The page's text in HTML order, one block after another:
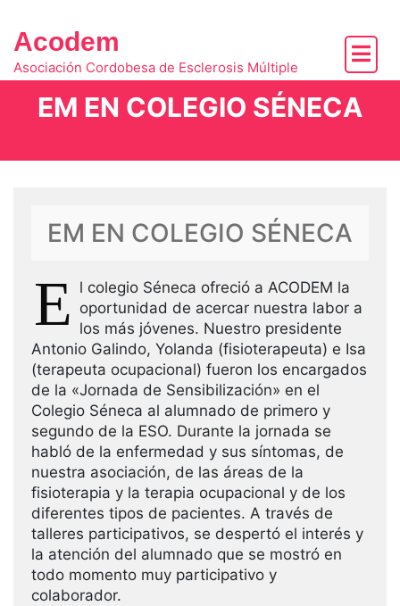
content
Acodem
Asociación Cordobesa de Esclerosis Múltiple
EM EN COLEGIO SÉNECA
EM EN COLEGIO SÉNECA
E l colegio Séneca ofreció a ACODEM la
oportunidad de acercar nuestra labor a
los más jóvenes. Nuestro presidente
Antonio Galindo, Yolanda (fisioterapeuta) e Isa
(terapeuta ocupacional) fueron los encargados
de la «Jornada de Sensibilización» en el
Colegio Séneca al alumnado de primero y
segundo de la ESO. Durante la jornada se
habló de la enfermedad y sus síntomas, de
nuestra asociación, de las áreas de la
fisioterapia y la terapia ocupacional y de los
diferentes tipos de pacientes. A través de
talleres participativos, se despertó el interés y
la atención del alumnado que se mostró en
todo momento muy participativo y
colaborador.